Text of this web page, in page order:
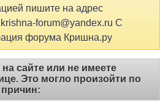
пишите на адрес
forum@yandex.ru С
форума Кришна.ру
сайте или не имеете
Это могло произойти по